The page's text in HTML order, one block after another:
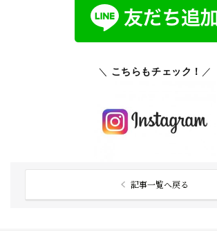
＼ こちらもチェック！ ／
記事一覧へ戻る